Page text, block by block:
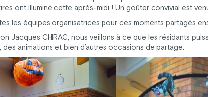
ont illuminé cette après-midi ! Un goûter convivial est
les équipes organisatrices pour ces moments partagés
Jacques CHIRAC, nous veillons à ce que les résidants
des animations et bien d’autres occasions de partage.